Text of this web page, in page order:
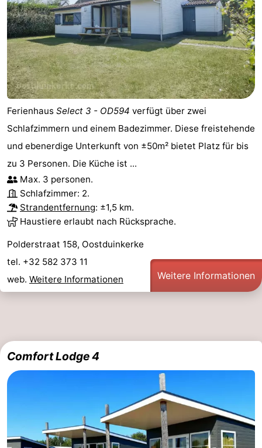
Oostduinkerke
-
Koksijde
-
De
Panne
-
Natur
Westhoek
Wetter
Kontakt
Ferienhaus Select 3 - OD594 verfügt über zwei
Schlafzimmern und einem Badezimmer. Diese freistehende
und ebenerdige Unterkunft von ±50m² bietet Platz für bis
zu 3 Personen. Die Küche ist ...
Max. 3 personen.
Schlafzimmer: 2.
Strandentfernung: ±1,5 km.
Haustiere erlaubt nach Rücksprache.
Polderstraat 158, Oostduinkerke
tel. +32 582 373 11
web. Weitere Informationen Weitere Informationen
Comfort Lodge 4